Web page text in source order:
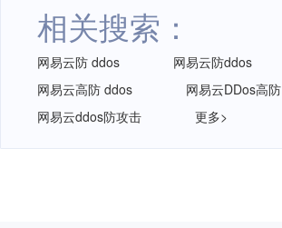
相关搜索：
网易云防 ddos 网易云防ddos
网易云高防 ddos
网易云DDos高防
网易云ddos防攻击
更多>